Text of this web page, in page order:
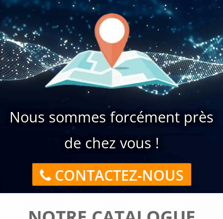
Nous sommes forcément près
de chez vous !
CONTACTEZ-NOUS